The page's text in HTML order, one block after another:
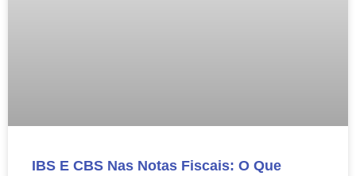
IBS E CBS Nas Notas Fiscais: O Que